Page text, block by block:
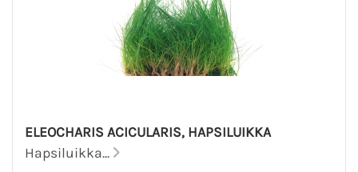
ELEOCHARIS ACICULARIS, HAPSILUIKKA
Hapsiluikka...